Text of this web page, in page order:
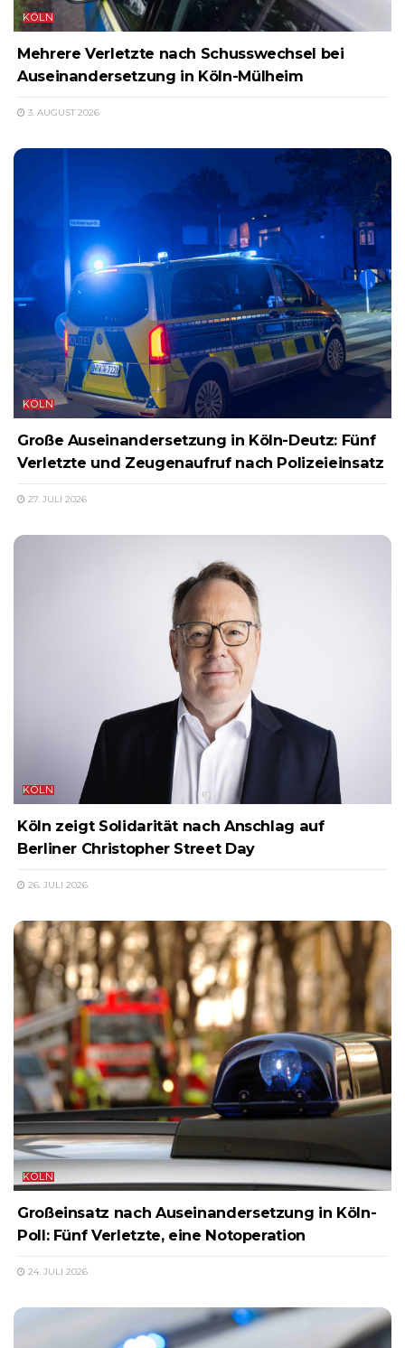
KÖLN
Mehrere Verletzte nach Schusswechsel bei
Auseinandersetzung in Köln-Mülheim
3. AUGUST 2026
KÖLN
Große Auseinandersetzung in Köln-Deutz: Fünf
Verletzte und Zeugenaufruf nach Polizeieinsatz
27. JULI 2026
KÖLN
Köln zeigt Solidarität nach Anschlag auf
Berliner Christopher Street Day
26. JULI 2026
KÖLN
Großeinsatz nach Auseinandersetzung in Köln-
Poll: Fünf Verletzte, eine Notoperation
24. JULI 2026